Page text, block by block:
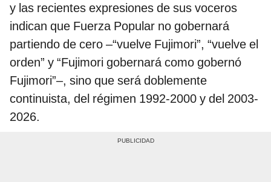
y las recientes expresiones de sus voceros
indican que Fuerza Popular no gobernará
partiendo de cero –“vuelve Fujimori”, “vuelve el
orden” y “Fujimori gobernará como gobernó
Fujimori”–, sino que será doblemente
continuista, del régimen 1992-2000 y del 2003-
2026.